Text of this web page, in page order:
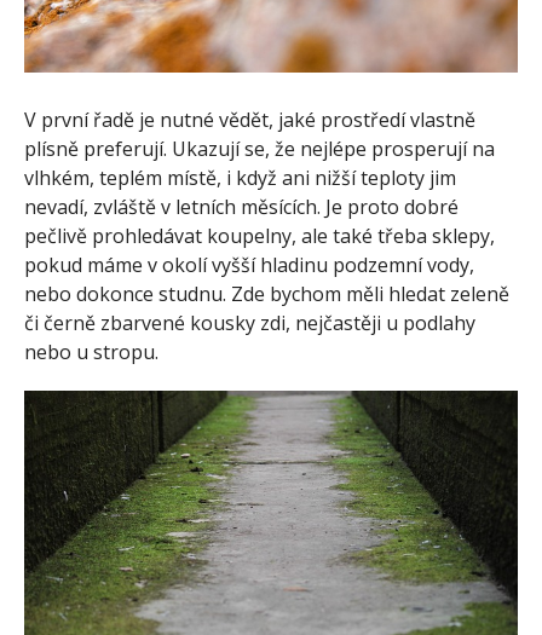
V první řadě je nutné vědět, jaké prostředí vlastně
plísně preferují. Ukazují se, že nejlépe prosperují na
vlhkém, teplém místě, i když ani nižší teploty jim
nevadí, zvláště v letních měsících. Je proto dobré
pečlivě prohledávat koupelny, ale také třeba sklepy,
pokud máme v okolí vyšší hladinu podzemní vody,
nebo dokonce studnu. Zde bychom měli hledat zeleně
či černě zbarvené kousky zdi, nejčastěji u podlahy
nebo u stropu.